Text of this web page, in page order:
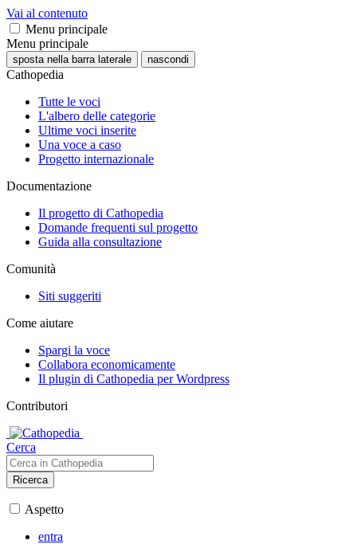
Vai al contenuto
Menu principale
Menu principale
sposta nella barra laterale nascondi
Cathopedia
Tutte le voci
L'albero delle categorie
Ultime voci inserite
Una voce a caso
Progetto internazionale
Documentazione
Il progetto di Cathopedia
Domande frequenti sul progetto
Guida alla consultazione
Comunità
Siti suggeriti
Come aiutare
Spargi la voce
Collabora economicamente
Il plugin di Cathopedia per Wordpress
Contributori
Cerca
Ricerca
Aspetto
entra